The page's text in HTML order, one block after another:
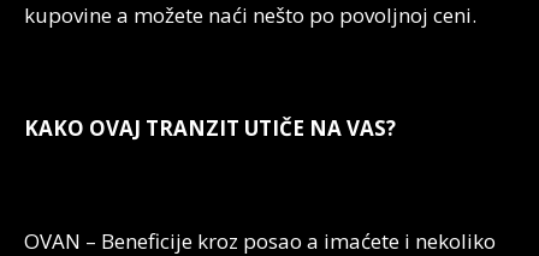
kupovine a možete naći nešto po povoljnoj ceni.
KAKO OVAJ TRANZIT UTIČE NA VAS?
OVAN – Beneficije kroz posao a imaćete i nekoliko